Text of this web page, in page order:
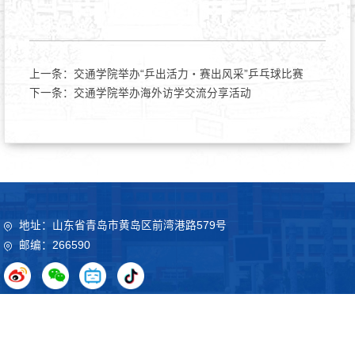
上一条： 交通学院举办“乒出活力・赛出风采”乒乓球比赛
下一条： 交通学院举办海外访学交流分享活动
地址：山东省青岛市黄岛区前湾港路579号
邮编：266590